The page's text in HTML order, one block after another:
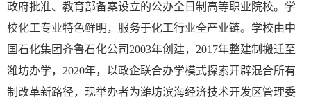
政府批准、教育部备案设立的公办全日制高等职业院校。学
校化工专业特色鲜明，服务于化工行业全产业链。学校由中
国石化集团齐鲁石化公司2003年创建，2017年整建制搬迁至
潍坊办学，2020年，以政企联合办学模式探索开辟混合所有
制改革新路径，现举办者为潍坊滨海经济技术开发区管理委